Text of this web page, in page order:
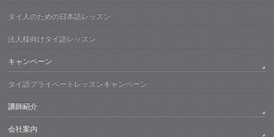
タイ人のための日本語レッスン
法人様向けタイ語レッスン
キャンペーン
タイ語プライベートレッスンキャンペーン
講師紹介
会社案内